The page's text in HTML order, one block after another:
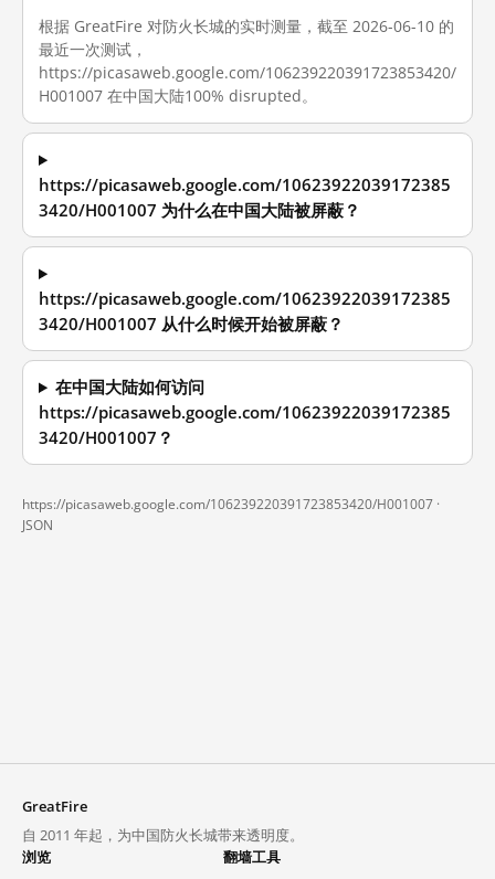
根据 GreatFire 对防火长城的实时测量，截至 2026-06-10 的
最近一次测试，
https://picasaweb.google.com/106239220391723853420/
H001007 在中国大陆100% disrupted。
https://picasaweb.google.com/10623922039172385
3420/H001007 为什么在中国大陆被屏蔽？
https://picasaweb.google.com/10623922039172385
3420/H001007 从什么时候开始被屏蔽？
在中国大陆如何访问
https://picasaweb.google.com/10623922039172385
3420/H001007？
https://picasaweb.google.com/106239220391723853420/H001007 ·
JSON
GreatFire
自 2011 年起，为中国防火长城带来透明度。
浏览
翻墙工具